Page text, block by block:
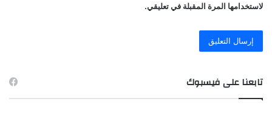
لاستخدامها المرة المقبلة في تعليقي.
تابعنا على فيسبوك